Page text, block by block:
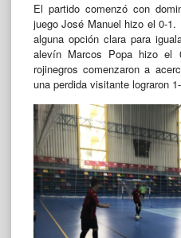
El partido comenzó con
juego José Manuel hizo el 0-
alguna opción clara para
alevín Marcos Popa hizo el
rojinegros comenzaron a
una perdida visitante lograron